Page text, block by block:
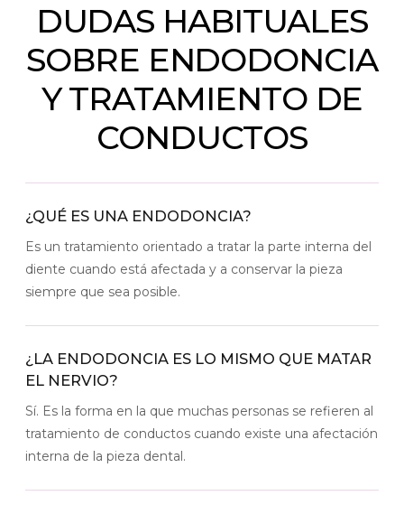
DUDAS HABITUALES
SOBRE ENDODONCIA
Y TRATAMIENTO DE
CONDUCTOS
¿QUÉ ES UNA ENDODONCIA?
Es un tratamiento orientado a tratar la parte interna del
diente cuando está afectada y a conservar la pieza
siempre que sea posible.
¿LA ENDODONCIA ES LO MISMO QUE MATAR
EL NERVIO?
Sí. Es la forma en la que muchas personas se refieren al
tratamiento de conductos cuando existe una afectación
interna de la pieza dental.